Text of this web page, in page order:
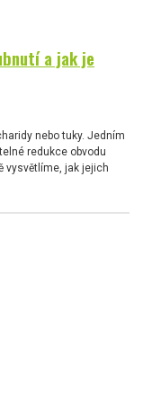
a jak je
nebo tuky. Jedním
redukce obvodu
vysvětlíme, jak jejich